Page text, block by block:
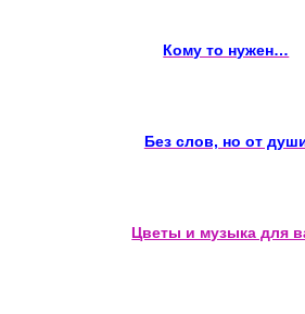
Кому то нужен…
Без слов, но от
Цветы и музыка для